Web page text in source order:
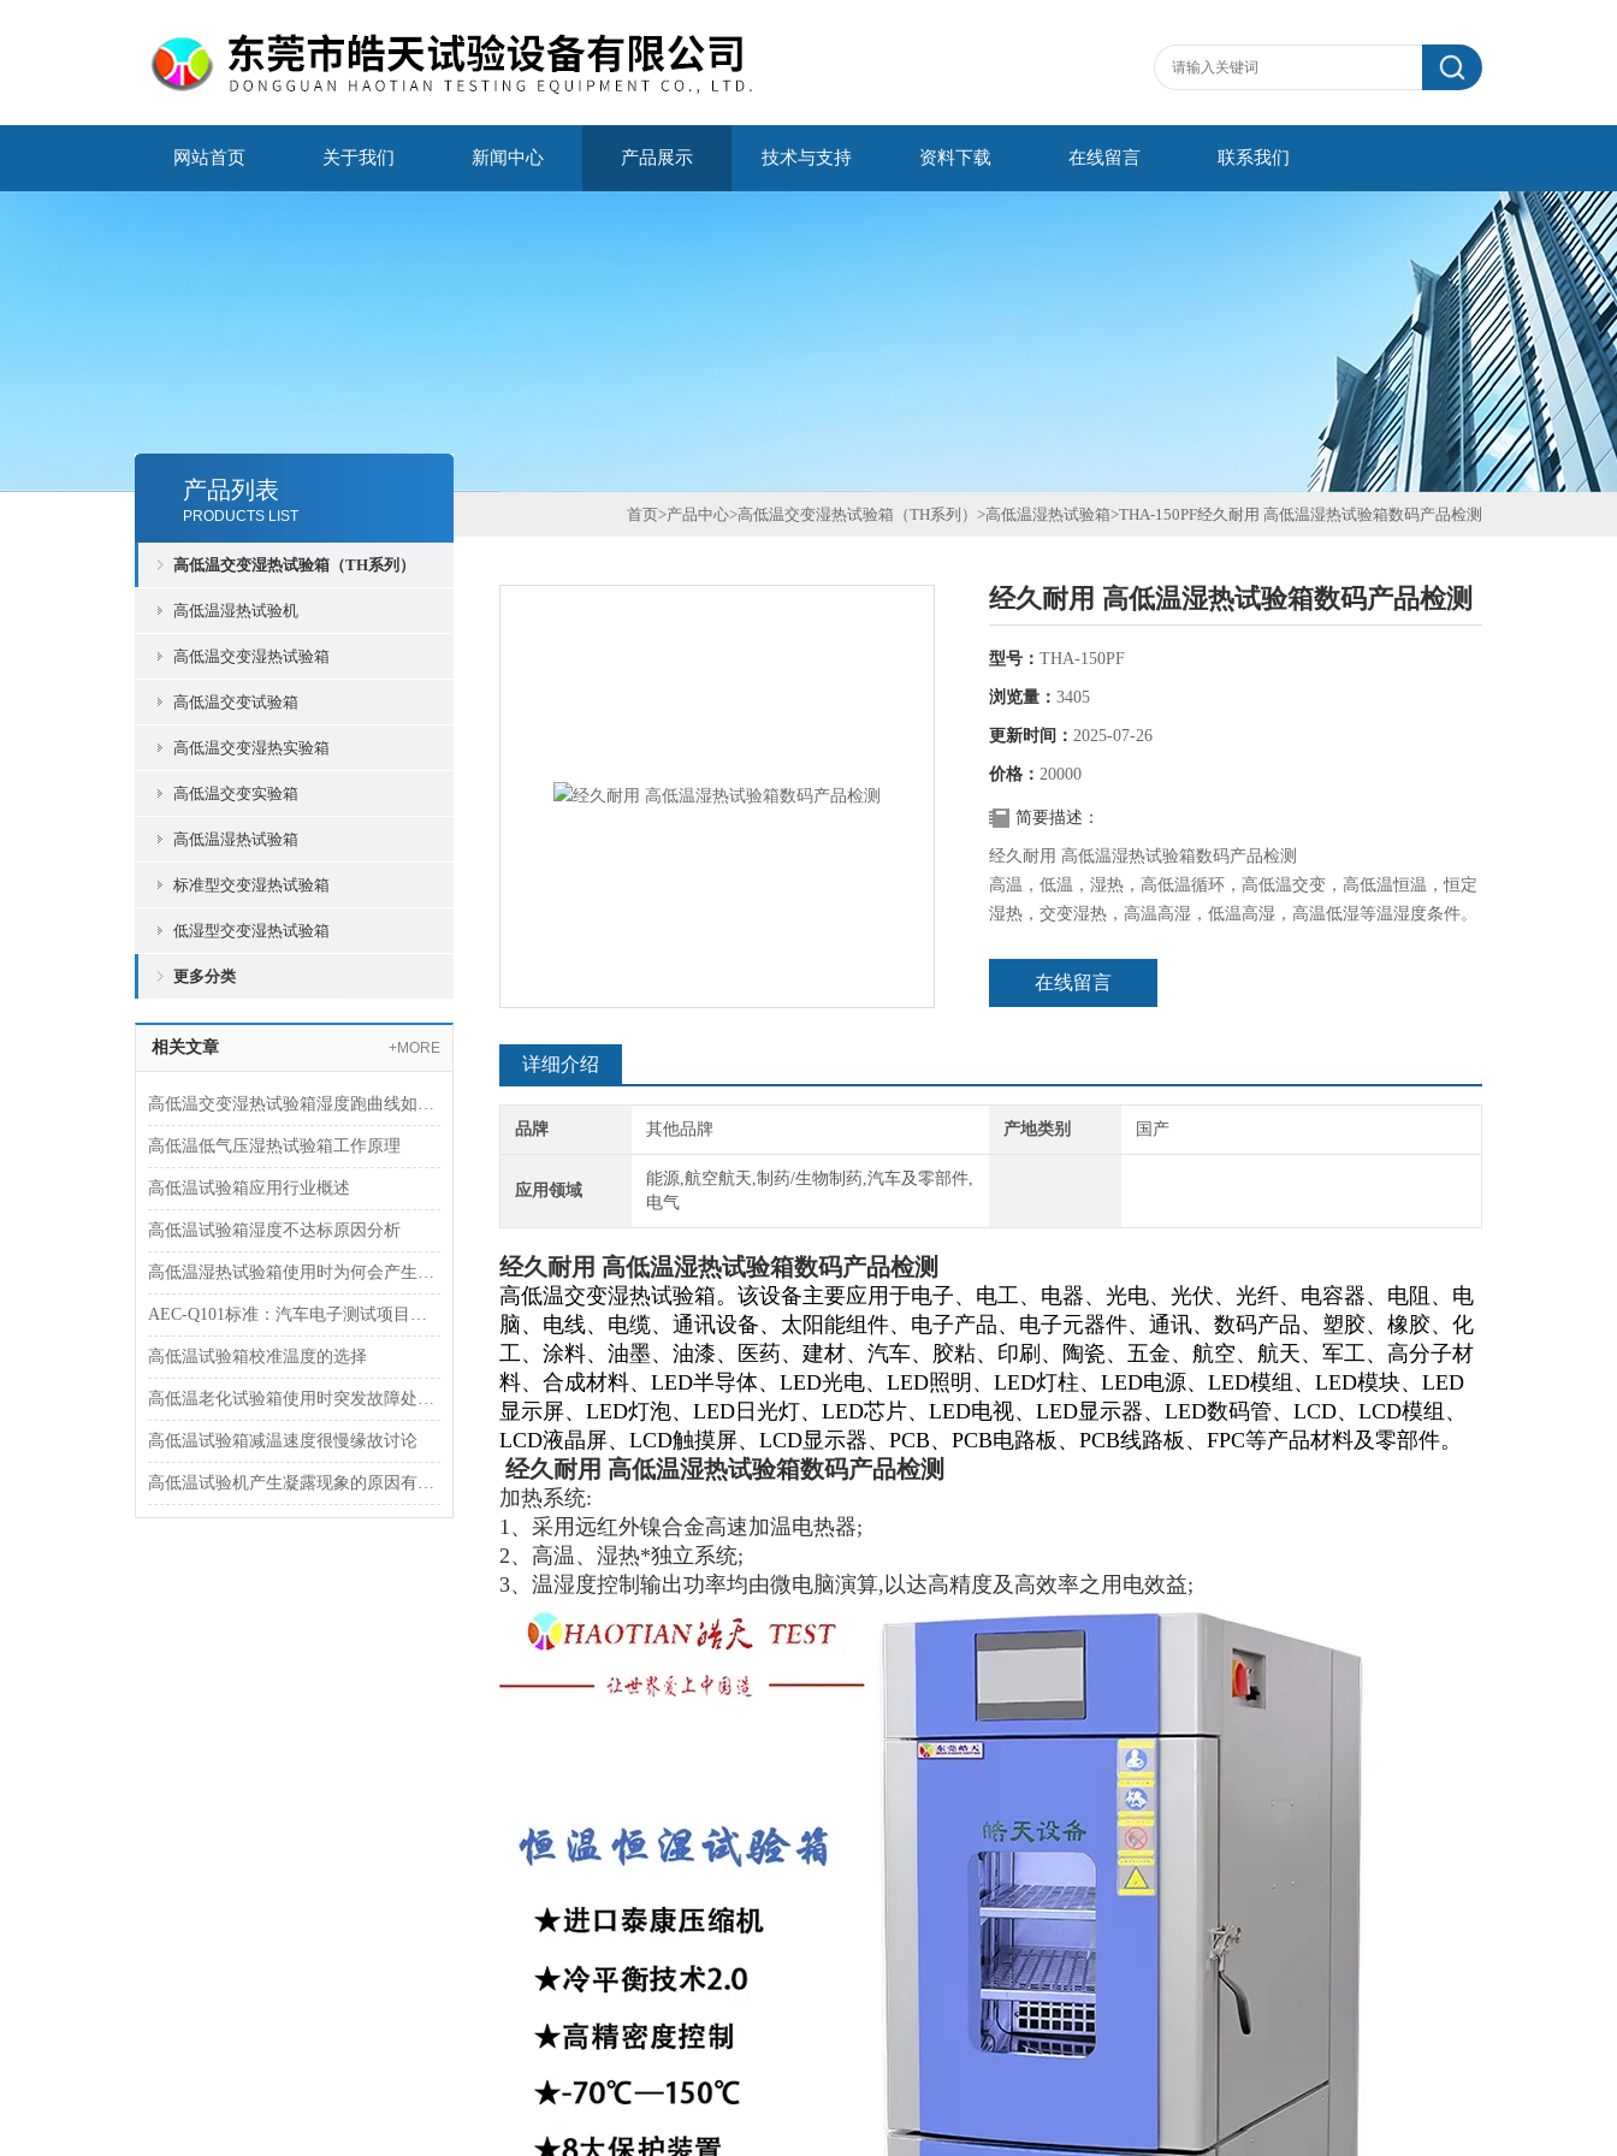
网站首页 关于我们 新闻中心 产品展示 技术与支持 资料下载 在线留言 联系我们
产品列表
PRODUCTS LIST
高低温交变湿热试验箱（TH系列）
高低温湿热试验机
高低温交变湿热试验箱
高低温交变试验箱
高低温交变湿热实验箱
高低温交变实验箱
高低温湿热试验箱
标准型交变湿热试验箱
低湿型交变湿热试验箱
更多分类
相关文章 +MORE
高低温交变湿热试验箱湿度跑曲线如何实现
高低温低气压湿热试验箱工作原理
高低温试验箱应用行业概述
高低温试验箱湿度不达标原因分析
高低温湿热试验箱使用时为何会产生水雾
AEC-Q101标准：汽车电子测试项目与条件选择指南
高低温试验箱校准温度的选择
高低温老化试验箱使用时突发故障处理方法
高低温试验箱减温速度很慢缘故讨论
高低温试验机产生凝露现象的原因有哪些
首页>产品中心>高低温交变湿热试验箱（TH系列） >高低温湿热试验箱>THA-150PF经久耐用 高低温湿热试验箱数码产品检测
经久耐用 高低温湿热试验箱数码产品检测
型号： THA-150PF
浏览量： 3405
更新时间： 2025-07-26
价格： 20000
简要描述：
经久耐用 高低温湿热试验箱数码产品检测
高温，低温，湿热，高低温循环，高低温交变，高低温恒温，恒定
湿热，交变湿热，高温高湿，低温高湿，高温低湿等温湿度条件。
在线留言
详细介绍
品牌 其他品牌 产地类别 国产
应用领域
能源,航空航天,制药/生物制药,汽车及零部件,
电气
经久耐用 高低温湿热试验箱数码产品检测
高低温交变湿热试验箱。该设备主要应用于电子、电工、电器、光电、光伏、光纤、电容器、电阻、电
脑、电线、电缆、通讯设备、太阳能组件、电子产品、电子元器件、通讯、数码产品、塑胶、橡胶、化
工、涂料、油墨、油漆、医药、建材、汽车、胶粘、印刷、陶瓷、五金、航空、航天、军工、高分子材
料、合成材料、 LED半导体、LED光电、LED照明、LED灯柱、LED电源、LED模组、LED模块、LED
显示屏、LED灯泡、LED日光灯、LED芯片、LED电视、LED显示器、LED数码管、LCD、LCD模组、
LCD液晶屏、LCD触摸屏、LCD显示器、PCB、PCB电路板、PCB线路板、FPC等产品材料及零部件。
经久耐用 高低温湿热试验箱数码产品检测
加热系统:
1、采用远红外镍合金高速加温电热器;
2、高温、湿热*独立系统;
3、温湿度控制输出功率均由微电脑演算,以达高精度及高效率之用电效益;